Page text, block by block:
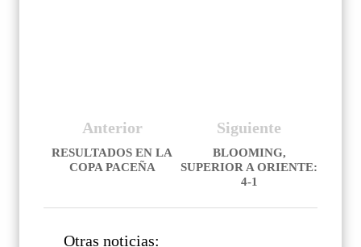
Siguiente
BLOOMING,
SUPERIOR A ORIENTE:
4-1
Anterior
RESULTADOS EN LA
COPA PACEÑA
Otras noticias: